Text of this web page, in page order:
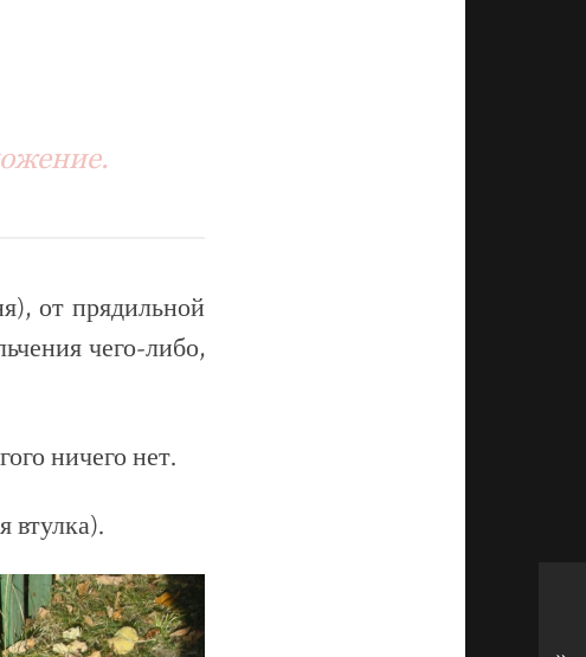
от прядильной
чего-либо,
ничего нет.
втулка).